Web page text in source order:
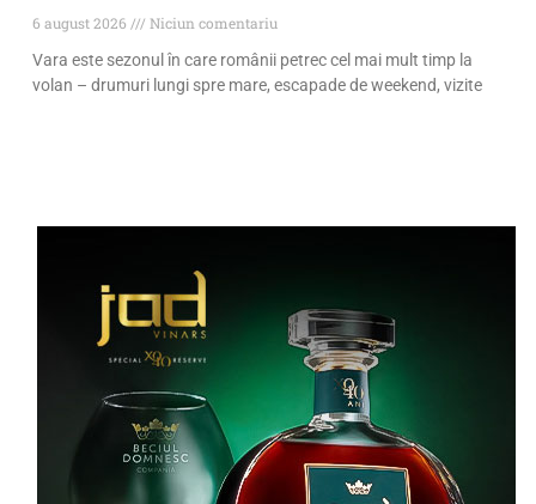
6 august 2026
Niciun comentariu
Vara este sezonul în care românii petrec cel mai mult timp la
volan – drumuri lungi spre mare, escapade de weekend, vizite